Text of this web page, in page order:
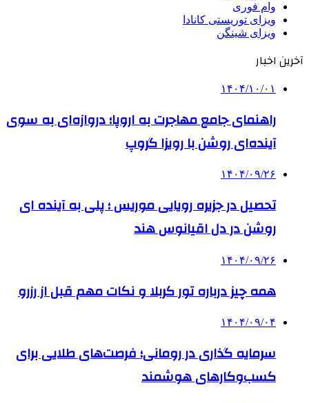
وام فوری
ویزای توریستی کانادا
ویزای شینگن
آخرین اخبار
۱۴۰۴/۱۰/۰۱
راهنمای جامع مهاجرت به اروپا؛ دروازه‌ای به سوی
آینده‌ای روشن با رویزا گروپ
۱۴۰۴/۰۹/۲۶
تحصیل در جزیره رویایی موریس ؛ پلی به آینده ‌ای
روشن در دل اقیانوس ‌هند
۱۴۰۴/۰۹/۲۶
همه چیز درباره تور کربلا و نکات مهم قبل از رزرو
۱۴۰۴/۰۹/۰۴
سرمایه گذاری در رومانی؛ فرصت‌های طلایی برای
کسب‌وکارهای هوشمند